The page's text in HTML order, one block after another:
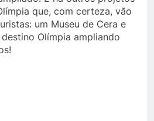
que, com certeza, vão
um Museu de Cera e
Olímpia ampliando